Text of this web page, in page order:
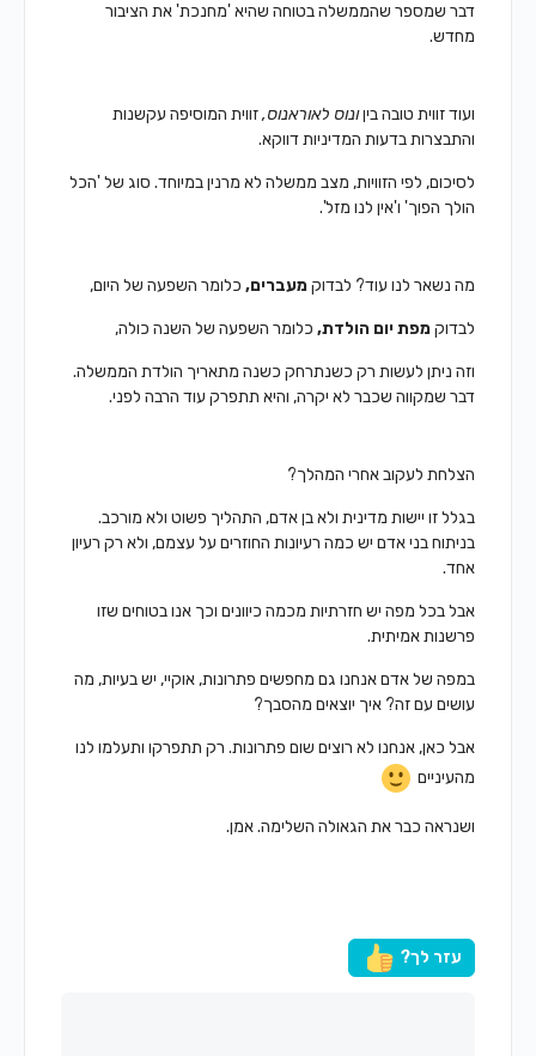
דבר שמספר שהממשלה בטוחה שהיא 'מחנכת'את הציבור
מחדש.
ועוד זווית טובה ביןונוס לאוראנוס,זווית המוסיפה עקשנות
והתבצרותבדעות המדיניות דווקא.
לסיכום, לפי הזוויות, מצב ממשלה לא מרנין במיוחד.סוג של 'הכל
הולך הפוך' ו'אין לנו מזל'.
מה נשאר לנו עוד?לבדוקמעברים,כלומר השפעה של היום,
לבדוקמפת יום הולדת,כלומר השפעה של השנה כולה,
וזה ניתן לעשות רק כשנתרחקכשנה מתאריך הולדת הממשלה.
דבר שמקווה שכבר לא יקרה,והיא תתפרק עוד הרבה לפני.
הצלחת לעקוב אחרי המהלך?
בגלל זו יישות מדינית ולא בן אדם,התהליך פשוט ולא מורכב.
בניתוח בני אדם יש כמה רעיונותהחוזרים על עצמם,ולא רק רעיון
אחד.
אבל בכל מפה יש חזרתיות מכמה כיווניםוכך אנו בטוחים שזו
פרשנות אמיתית.
במפה של אדם אנחנו גם מחפשים פתרונות,אוקיי, יש בעיות,מה
עושים עם זה?איך יוצאים מהסבך?
אבל כאן, אנחנו לא רוצים שום פתרונות.רק תתפרקו ותעלמו לנו
מהעיניים
ושנראה כבר את הגאולה השלימה. אמן.
עזר לך?